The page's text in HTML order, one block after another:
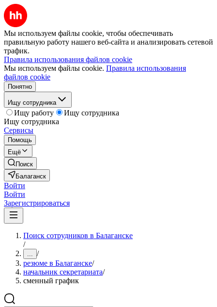
Мы используем файлы cookie, чтобы обеспечивать
правильную работу нашего веб-сайта и анализировать сетевой
трафик.
Правила использования файлов cookie
Мы используем файлы cookie. Правила использования
файлов cookie
Понятно
Ищу сотрудника
Ищу работу
Ищу сотрудника
Ищу сотрудника
Сервисы
Помощь
Ещё
Поиск
Балаганск
Войти
Войти
Зарегистрироваться
Поиск сотрудников в Балаганске
/
... /
резюме в Балаганске/
начальник секретариата/
сменный график